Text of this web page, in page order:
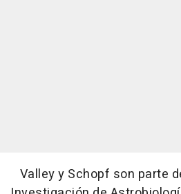
Valley y Schopf son parte